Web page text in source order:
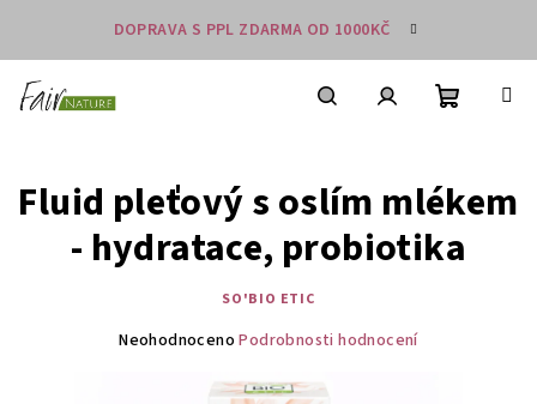
obsah
DOPRAVA S PPL ZDARMA OD 1000KČ
Nákupní
Fluid pleťový s oslím mlékem
- hydratace, probiotika
SO'BIO ETIC
Průměrné
Neohodnoceno Podrobnosti hodnocení